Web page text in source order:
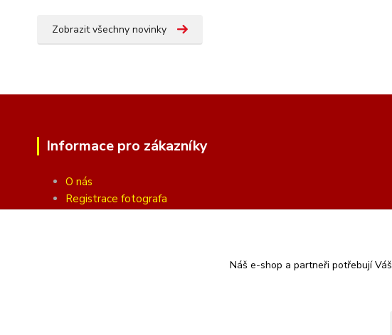
Zobrazit všechny novinky
Informace pro zákazníky
O nás
Registrace fotografa
Náš e-shop a partneři potřebují Váš